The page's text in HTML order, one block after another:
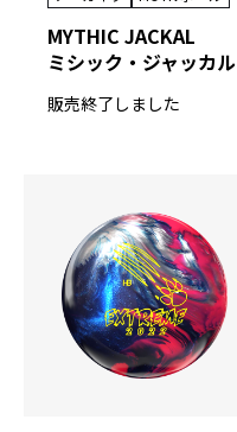
MYTHIC JACKAL
ミシック・ジャッカル
販売終了しました